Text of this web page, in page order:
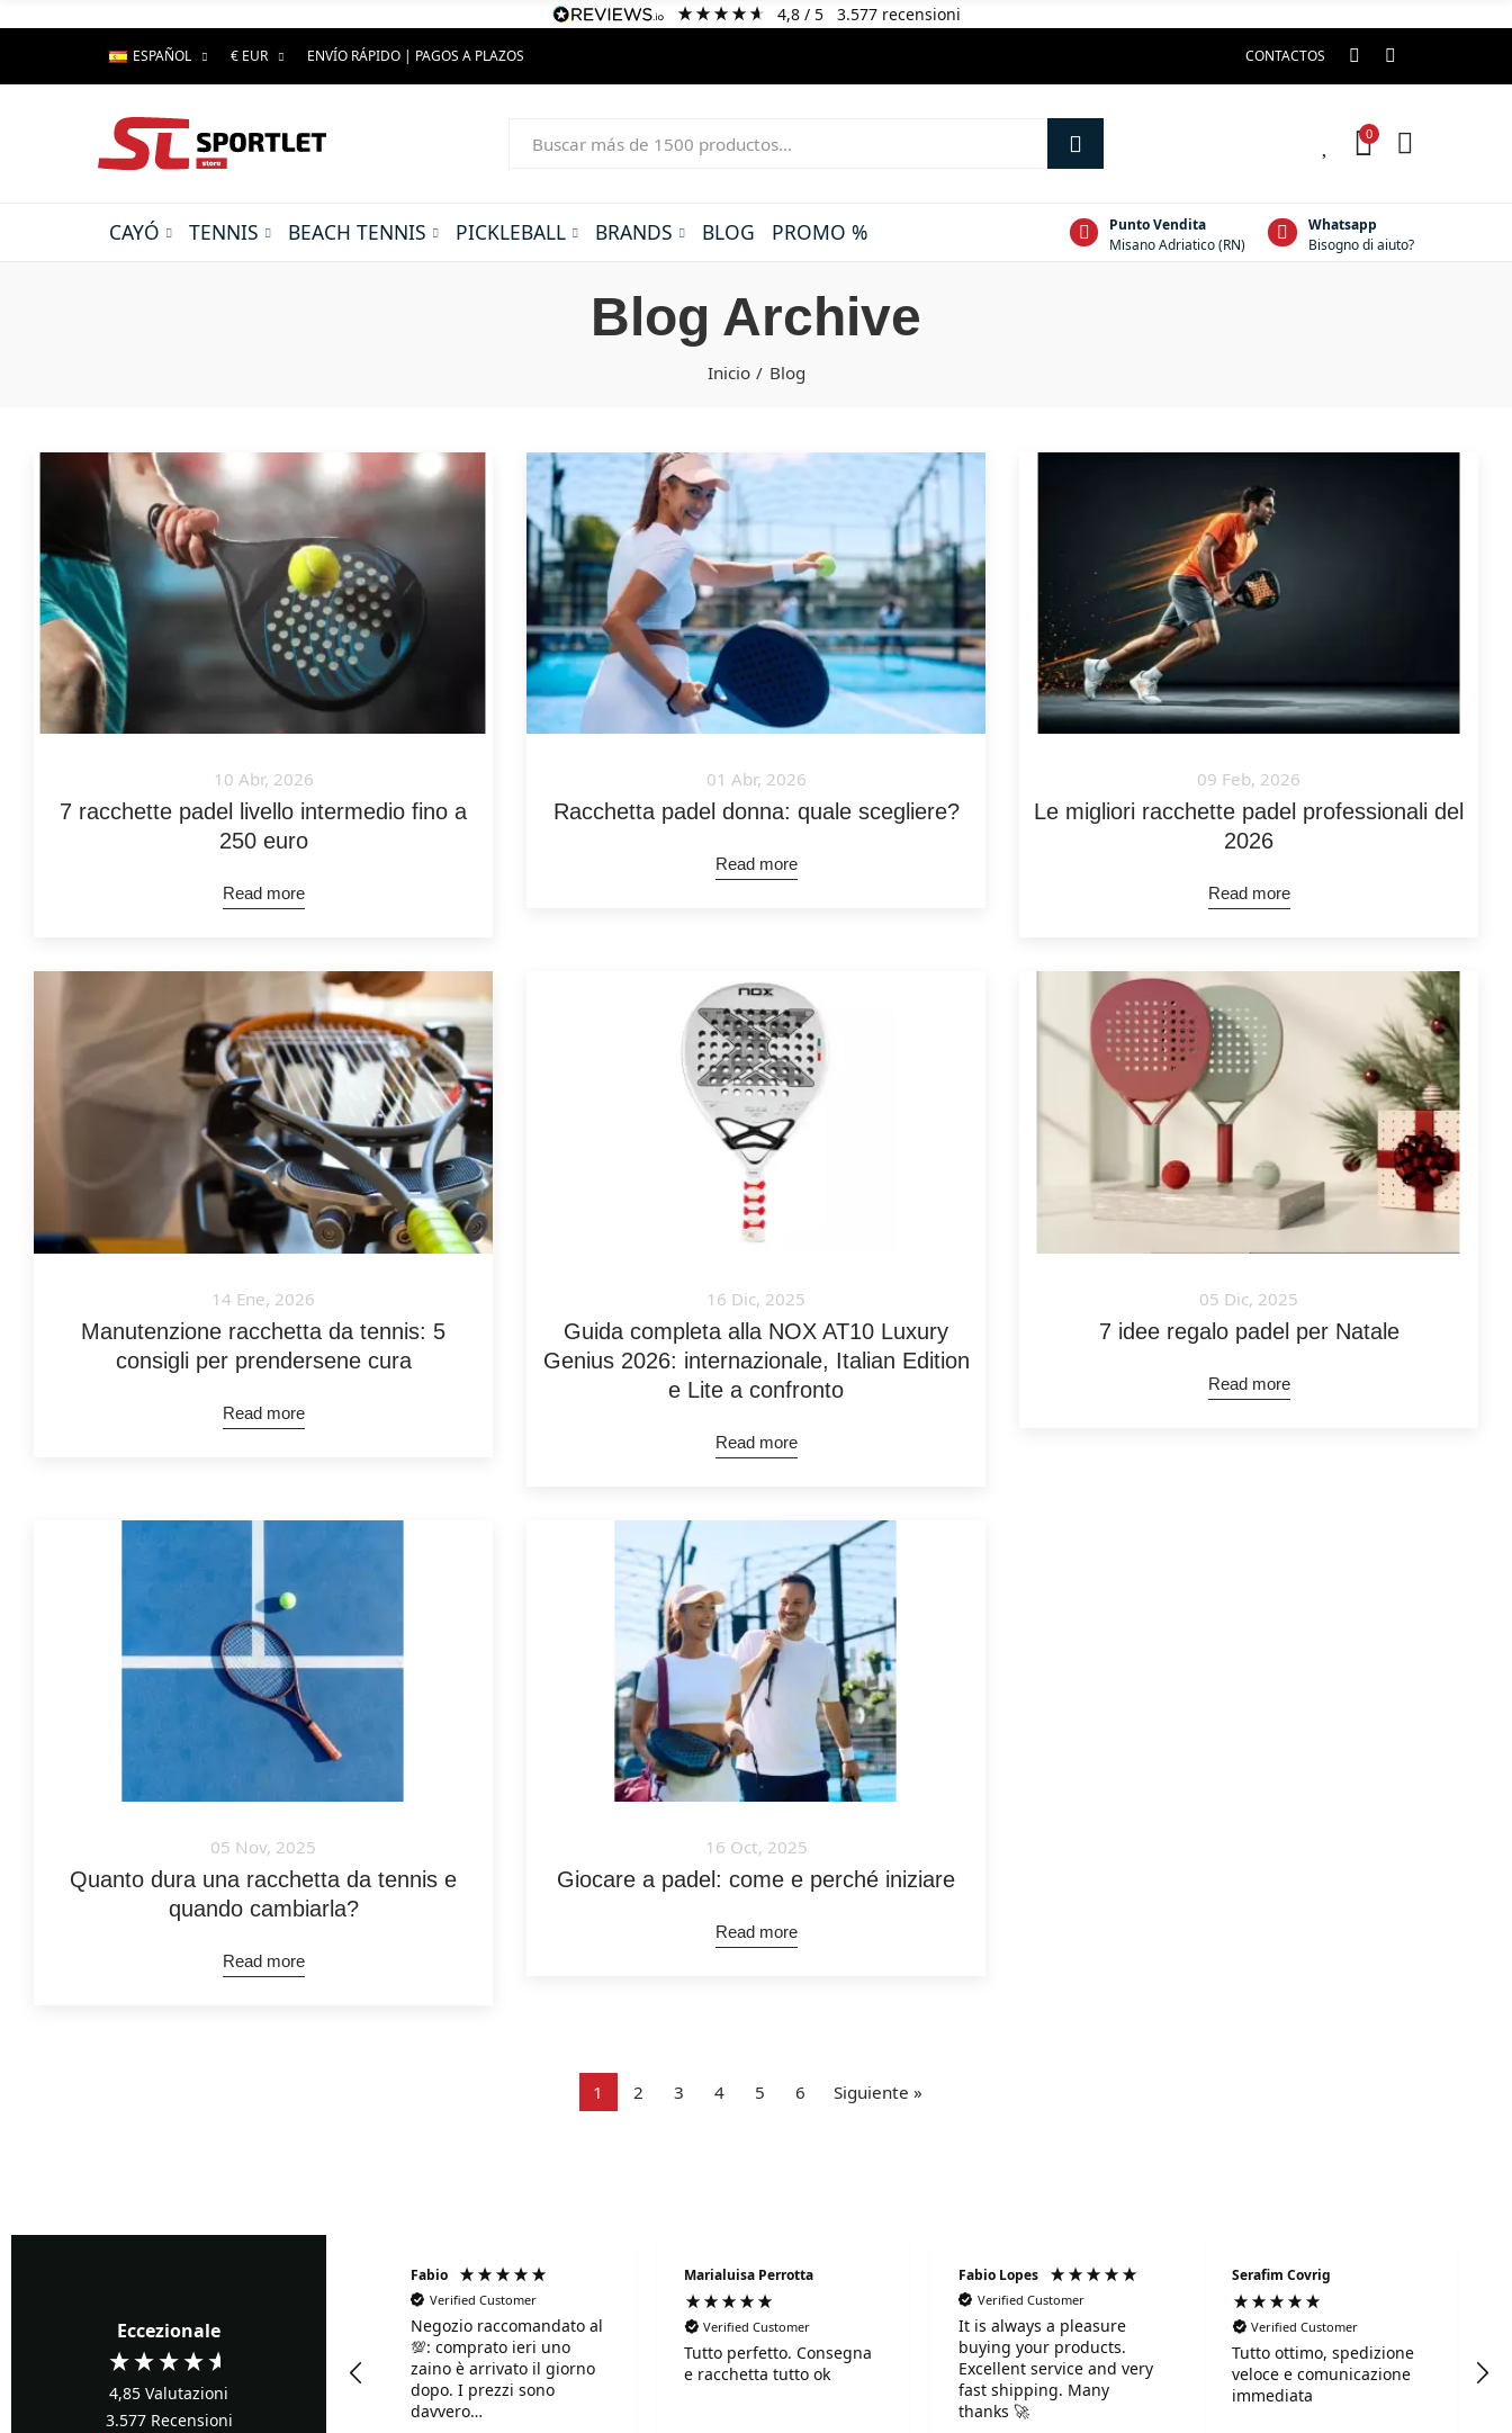
4,8/ 5 3.577 recensioni
ESPAÑOL € EUR ENVÍO RÁPIDO | PAGOS A PLAZOS CONTACTOS
0
CAYÓ TENNIS BEACH TENNIS PICKLEBALL BRANDS BLOG PROMO %
Punto Vendita
Misano Adriatico (RN)
Whatsapp
Bisogno di aiuto?
Blog Archive
Inicio Blog
10 Abr, 2026
7 racchette padel livello intermedio fino a
250 euro
Read more
01 Abr, 2026
Racchetta padel donna: quale scegliere?
Read more
09 Feb, 2026
Le migliori racchette padel professionali del
2026
Read more
14 Ene, 2026
Manutenzione racchetta da tennis: 5
consigli per prendersene cura
Read more
16 Dic, 2025
Guida completa alla NOX AT10 Luxury
Genius 2026: internazionale, Italian Edition
e Lite a confronto
Read more
05 Dic, 2025
7 idee regalo padel per Natale
Read more
05 Nov, 2025
Quanto dura una racchetta da tennis e
quando cambiarla?
Read more
16 Oct, 2025
Giocare a padel: come e perché iniziare
Read more
1 2 3 4 5 6 Siguiente »
Eccezionale
4,85 Valutazioni
3.577 Recensioni
Verified Customer
Precisi ...buoni prezzi
Fabio
Verified Customer
Negozio raccomandato al
💯: comprato ieri uno
zaino è arrivato il giorno
dopo. I prezzi sono
davvero
Marialuisa Perrotta
Verified Customer
Tutto perfetto. Consegna
e racchetta tutto ok
Fabio Lopes
Verified Customer
It is always a pleasure
buying your products.
Excellent service and very
fast shipping. Many
thanks 🚀
Serafim Covrig
Verified Customer
Tutto ottimo, spedizione
veloce e comunicazione
immediata